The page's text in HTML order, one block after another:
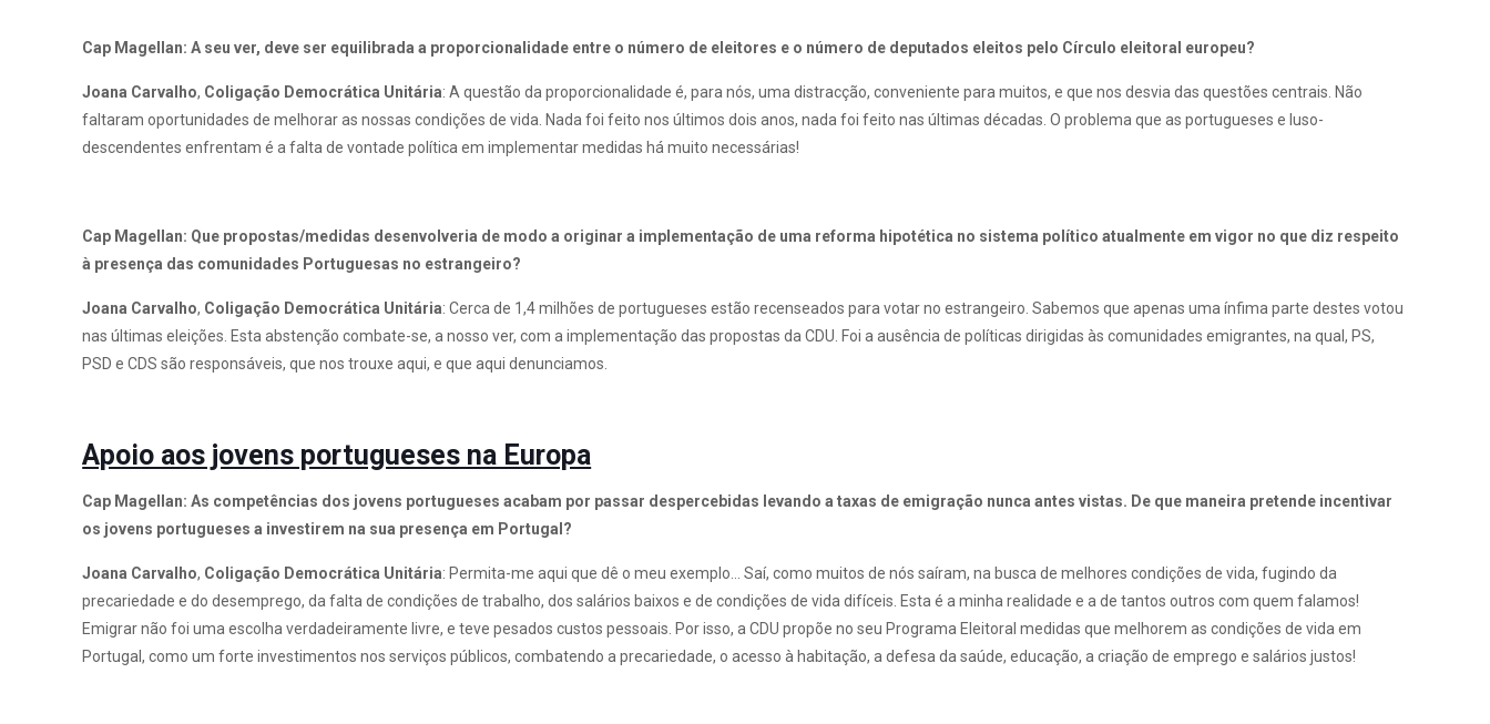
Cap Magellan: A seu ver, deve ser equilibrada a proporcionalidade entre o número de eleitores e o número de deputados eleitos pelo Círculo eleitoral europeu?
Joana Carvalho, Coligação Democrática Unitária: A questão da proporcionalidade é, para nós, uma distracção, conveniente para muitos, e que nos desvia das questões centrais. Não
faltaram oportunidades de melhorar as nossas condições de vida. Nada foi feito nos últimos dois anos, nada foi feito nas últimas décadas. O problema que as portugueses e luso-
descendentes enfrentam é a falta de vontade política em implementar medidas há muito necessárias!
Cap Magellan: Que propostas/medidas desenvolveria de modo a originar a implementação de uma reforma hipotética no sistema político atualmente em vigor no que diz respeito
à presença das comunidades Portuguesas no estrangeiro?
Joana Carvalho, Coligação Democrática Unitária: Cerca de 1,4 milhões de portugueses estão recenseados para votar no estrangeiro. Sabemos que apenas uma ínfima parte destes votou
nas últimas eleições. Esta abstenção combate-se, a nosso ver, com a implementação das propostas da CDU. Foi a ausência de políticas dirigidas às comunidades emigrantes, na qual, PS,
PSD e CDS são responsáveis, que nos trouxe aqui, e que aqui denunciamos.
Apoio aos jovens portugueses na Europa
Cap Magellan: As competências dos jovens portugueses acabam por passar despercebidas levando a taxas de emigração nunca antes vistas. De que maneira pretende incentivar
os jovens portugueses a investirem na sua presença em Portugal?
Joana Carvalho, Coligação Democrática Unitária: Permita-me aqui que dê o meu exemplo… Saí, como muitos de nós saíram, na busca de melhores condições de vida, fugindo da
precariedade e do desemprego, da falta de condições de trabalho, dos salários baixos e de condições de vida difíceis. Esta é a minha realidade e a de tantos outros com quem falamos!
Emigrar não foi uma escolha verdadeiramente livre, e teve pesados custos pessoais. Por isso, a CDU propõe no seu Programa Eleitoral medidas que melhorem as condições de vida em
Portugal, como um forte investimentos nos serviços públicos, combatendo a precariedade, o acesso à habitação, a defesa da saúde, educação, a criação de emprego e salários justos!